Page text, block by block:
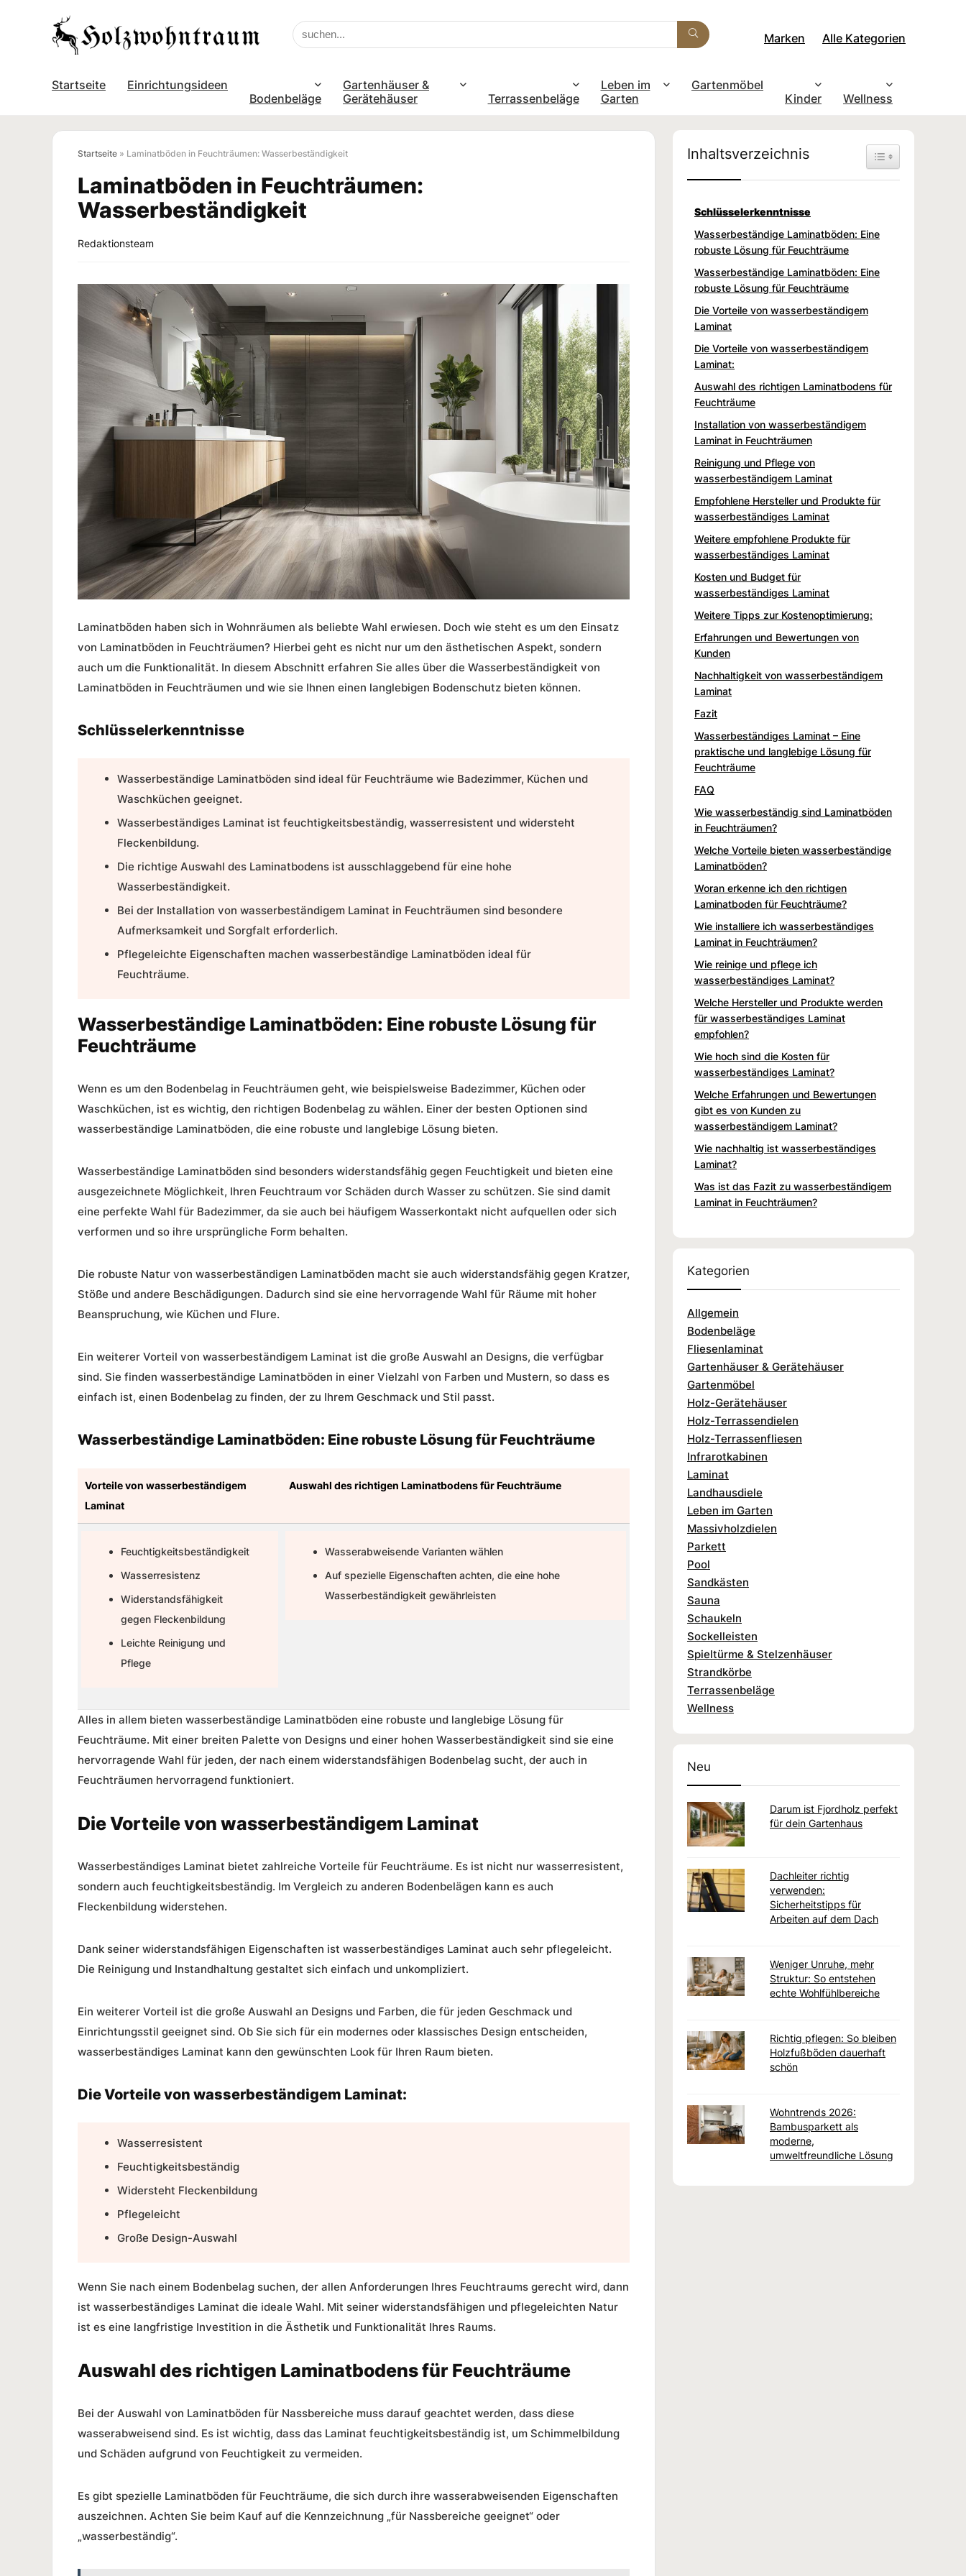
Marken Alle Kategorien
Startseite
Einrichtungsideen
Bodenbeläge
Gartenhäuser &
Gerätehäuser
Terrassenbeläge
Leben im
Garten
Gartenmöbel
Kinder
Wellness
Startseite » Laminatböden in Feuchträumen: Wasserbeständigkeit
Laminatböden in Feuchträumen:
Wasserbeständigkeit
Redaktionsteam
Laminatböden haben sich in Wohnräumen als beliebte Wahl erwiesen. Doch wie steht es um den Einsatz
von Laminatböden in Feuchträumen? Hierbei geht es nicht nur um den ästhetischen Aspekt, sondern
auch um die Funktionalität. In diesem Abschnitt erfahren Sie alles über die Wasserbeständigkeit von
Laminatböden in Feuchträumen und wie sie Ihnen einen langlebigen Bodenschutz bieten können.
Schlüsselerkenntnisse
Wasserbeständige Laminatböden sind ideal für Feuchträume wie Badezimmer, Küchen und
Waschküchen geeignet.
Wasserbeständiges Laminat ist feuchtigkeitsbeständig, wasserresistent und widersteht
Fleckenbildung.
Die richtige Auswahl des Laminatbodens ist ausschlaggebend für eine hohe
Wasserbeständigkeit.
Bei der Installation von wasserbeständigem Laminat in Feuchträumen sind besondere
Aufmerksamkeit und Sorgfalt erforderlich.
Pflegeleichte Eigenschaften machen wasserbeständige Laminatböden ideal für
Feuchträume.
Wasserbeständige Laminatböden: Eine robuste Lösung für
Feuchträume
Wenn es um den Bodenbelag in Feuchträumen geht, wie beispielsweise Badezimmer, Küchen oder
Waschküchen, ist es wichtig, den richtigen Bodenbelag zu wählen. Einer der besten Optionen sind
wasserbeständige Laminatböden, die eine robuste und langlebige Lösung bieten.
Wasserbeständige Laminatböden sind besonders widerstandsfähig gegen Feuchtigkeit und bieten eine
ausgezeichnete Möglichkeit, Ihren Feuchtraum vor Schäden durch Wasser zu schützen. Sie sind damit
eine perfekte Wahl für Badezimmer, da sie auch bei häufigem Wasserkontakt nicht aufquellen oder sich
verformen und so ihre ursprüngliche Form behalten.
Die robuste Natur von wasserbeständigen Laminatböden macht sie auch widerstandsfähig gegen Kratzer,
Stöße und andere Beschädigungen. Dadurch sind sie eine hervorragende Wahl für Räume mit hoher
Beanspruchung, wie Küchen und Flure.
Ein weiterer Vorteil von wasserbeständigem Laminat ist die große Auswahl an Designs, die verfügbar
sind. Sie finden wasserbeständige Laminatböden in einer Vielzahl von Farben und Mustern, so dass es
einfach ist, einen Bodenbelag zu finden, der zu Ihrem Geschmack und Stil passt.
Wasserbeständige Laminatböden: Eine robuste Lösung für Feuchträume
Vorteile von wasserbeständigem
Laminat
Auswahl des richtigen Laminatbodens für Feuchträume
Feuchtigkeitsbeständigkeit
Wasserresistenz
Widerstandsfähigkeit
gegen Fleckenbildung
Leichte Reinigung und
Pflege
Wasserabweisende Varianten wählen
Auf spezielle Eigenschaften achten, die eine hohe
Wasserbeständigkeit gewährleisten
Alles in allem bieten wasserbeständige Laminatböden eine robuste und langlebige Lösung für
Feuchträume. Mit einer breiten Palette von Designs und einer hohen Wasserbeständigkeit sind sie eine
hervorragende Wahl für jeden, der nach einem widerstandsfähigen Bodenbelag sucht, der auch in
Feuchträumen hervorragend funktioniert.
Die Vorteile von wasserbeständigem Laminat
Wasserbeständiges Laminat bietet zahlreiche Vorteile für Feuchträume. Es ist nicht nur wasserresistent,
sondern auch feuchtigkeitsbeständig. Im Vergleich zu anderen Bodenbelägen kann es auch
Fleckenbildung widerstehen.
Dank seiner widerstandsfähigen Eigenschaften ist wasserbeständiges Laminat auch sehr pflegeleicht.
Die Reinigung und Instandhaltung gestaltet sich einfach und unkompliziert.
Ein weiterer Vorteil ist die große Auswahl an Designs und Farben, die für jeden Geschmack und
Einrichtungsstil geeignet sind. Ob Sie sich für ein modernes oder klassisches Design entscheiden,
wasserbeständiges Laminat kann den gewünschten Look für Ihren Raum bieten.
Die Vorteile von wasserbeständigem Laminat:
Wasserresistent
Feuchtigkeitsbeständig
Widersteht Fleckenbildung
Pflegeleicht
Große Design-Auswahl
Wenn Sie nach einem Bodenbelag suchen, der allen Anforderungen Ihres Feuchtraums gerecht wird, dann
ist wasserbeständiges Laminat die ideale Wahl. Mit seiner widerstandsfähigen und pflegeleichten Natur
ist es eine langfristige Investition in die Ästhetik und Funktionalität Ihres Raums.
Auswahl des richtigen Laminatbodens für Feuchträume
Bei der Auswahl von Laminatböden für Nassbereiche muss darauf geachtet werden, dass diese
wasserabweisend sind. Es ist wichtig, dass das Laminat feuchtigkeitsbeständig ist, um Schimmelbildung
und Schäden aufgrund von Feuchtigkeit zu vermeiden.
Es gibt spezielle Laminatböden für Feuchträume, die sich durch ihre wasserabweisenden Eigenschaften
auszeichnen. Achten Sie beim Kauf auf die Kennzeichnung „für Nassbereiche geeignet“ oder
„wasserbeständig“.
Inhaltsverzeichnis Toggle Table of
Schlüsselerkenntnisse
Wasserbeständige Laminatböden: Eine
robuste Lösung für Feuchträume
Wasserbeständige Laminatböden: Eine
robuste Lösung für Feuchträume
Die Vorteile von wasserbeständigem
Laminat
Die Vorteile von wasserbeständigem
Laminat:
Auswahl des richtigen Laminatbodens für
Feuchträume
Installation von wasserbeständigem
Laminat in Feuchträumen
Reinigung und Pflege von
wasserbeständigem Laminat
Empfohlene Hersteller und Produkte für
wasserbeständiges Laminat
Weitere empfohlene Produkte für
wasserbeständiges Laminat
Kosten und Budget für
wasserbeständiges Laminat
Weitere Tipps zur Kostenoptimierung:
Erfahrungen und Bewertungen von
Kunden
Nachhaltigkeit von wasserbeständigem
Laminat
Fazit
Wasserbeständiges Laminat – Eine
praktische und langlebige Lösung für
Feuchträume
FAQ
Wie wasserbeständig sind Laminatböden
in Feuchträumen?
Welche Vorteile bieten wasserbeständige
Laminatböden?
Woran erkenne ich den richtigen
Laminatboden für Feuchträume?
Wie installiere ich wasserbeständiges
Laminat in Feuchträumen?
Wie reinige und pflege ich
wasserbeständiges Laminat?
Welche Hersteller und Produkte werden
für wasserbeständiges Laminat
empfohlen?
Wie hoch sind die Kosten für
wasserbeständiges Laminat?
Welche Erfahrungen und Bewertungen
gibt es von Kunden zu
wasserbeständigem Laminat?
Wie nachhaltig ist wasserbeständiges
Laminat?
Was ist das Fazit zu wasserbeständigem
Laminat in Feuchträumen?
Kategorien
Allgemein
Bodenbeläge
Fliesenlaminat
Gartenhäuser & Gerätehäuser
Gartenmöbel
Holz-Gerätehäuser
Holz-Terrassendielen
Holz-Terrassenfliesen
Infrarotkabinen
Laminat
Landhausdiele
Leben im Garten
Massivholzdielen
Parkett
Pool
Sandkästen
Sauna
Schaukeln
Sockelleisten
Spieltürme & Stelzenhäuser
Strandkörbe
Terrassenbeläge
Wellness
Neu
Darum ist Fjordholz perfekt
für dein Gartenhaus
Dachleiter richtig
verwenden:
Sicherheitstipps für
Arbeiten auf dem Dach
Weniger Unruhe, mehr
Struktur: So entstehen
echte Wohlfühlbereiche
Richtig pflegen: So bleiben
Holzfußböden dauerhaft
schön
Wohntrends 2026:
Bambusparkett als
moderne,
umweltfreundliche Lösung